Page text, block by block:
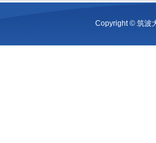
Copyright © 筑波